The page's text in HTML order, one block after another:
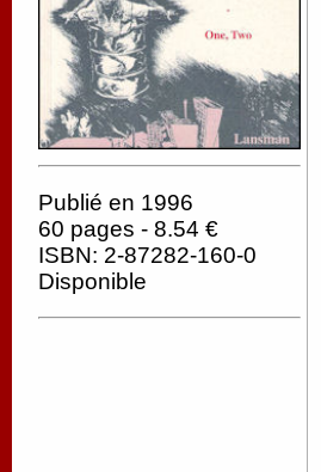
Publié en 1996
60 pages - 8.54 €
ISBN: 2-87282-160-0
Disponible